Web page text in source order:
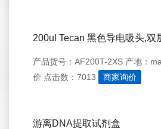
200ul Tecan 黑色导电吸头,双
产品货号：AF200T-2XS 产地：
价 点击数：7013 商家询价
游离DNA提取试剂盒